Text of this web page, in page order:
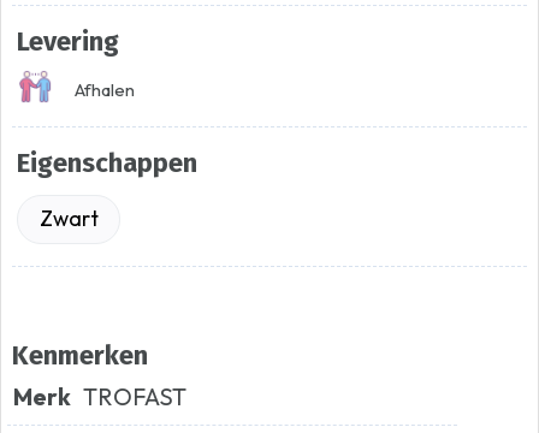
Levering
Afhalen
Eigenschappen
Zwart
Kenmerken
Merk TROFAST